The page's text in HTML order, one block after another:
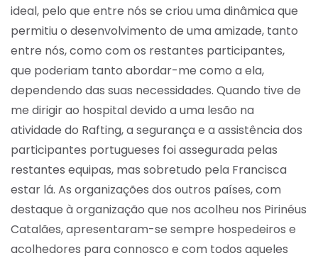
ideal, pelo que entre nós se criou uma dinâmica que
permitiu o desenvolvimento de uma amizade, tanto
entre nós, como com os restantes participantes,
que poderiam tanto abordar-me como a ela,
dependendo das suas necessidades. Quando tive de
me dirigir ao hospital devido a uma lesão na
atividade do Rafting, a segurança e a assistência dos
participantes portugueses foi assegurada pelas
restantes equipas, mas sobretudo pela Francisca
estar lá. As organizações dos outros países, com
destaque à organização que nos acolheu nos Pirinéus
Catalães, apresentaram-se sempre hospedeiros e
acolhedores para connosco e com todos aqueles